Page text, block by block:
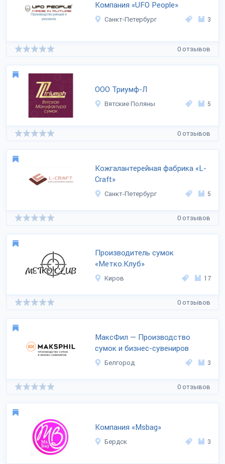
Компания «UFO People»
Санкт-Петербург 3
0 отзывов
ООО Триумф-Л
Вятские Поляны 5
0 отзывов
Кожгалантерейная фабрика «L-
Craft»
Санкт-Петербург 5
0 отзывов
Производитель сумок
«Метко.Клуб»
Киров 17
0 отзывов
МаксФил — Производство
сумок и бизнес-сувениров
Белгород 3
0 отзывов
Компания «Msbag»
Бердск 3